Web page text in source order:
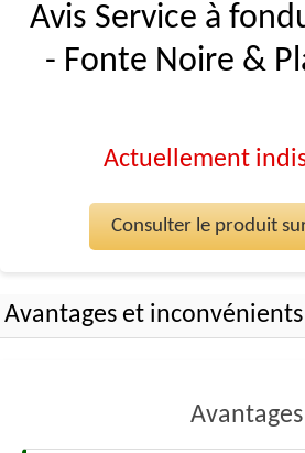
Avis Service à
- Fonte Noire &
Actuellement
Consulter le produit
Avantages et inconvénients
Avantages